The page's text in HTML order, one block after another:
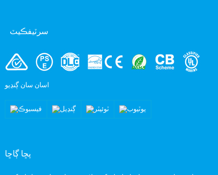
سرٽيفڪيٽ
اسان سان ڳنڍيو
پڇا ڳاڇا